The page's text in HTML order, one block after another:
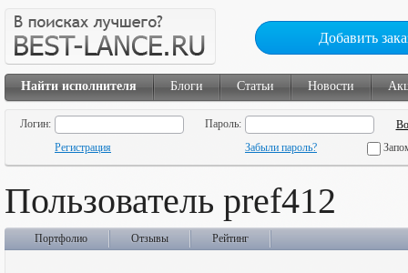
Добавить
Найти исполнителя Блоги Статьи Новости
Логин:
Пароль:
Регистрация
Забыли пароль?
Пользователь pref412
Портфолио Отзывы Рейтинг